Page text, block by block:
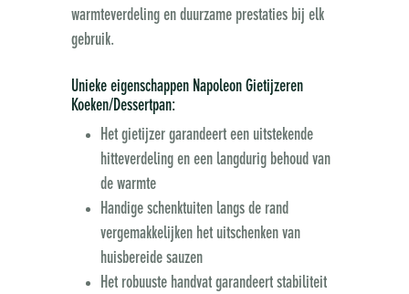
warmteverdeling en duurzame prestaties bij elk
gebruik.
Unieke eigenschappen Napoleon Gietijzeren
Koeken/Dessertpan:
Het gietijzer garandeert een uitstekende
hitteverdeling en een langdurig behoud van
de warmte
Handige schenktuiten langs de rand
vergemakkelijken het uitschenken van
huisbereide sauzen
Het robuuste handvat garandeert stabiliteit